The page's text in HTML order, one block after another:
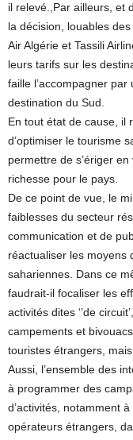
il relevé.,Par ailleurs, et
la décision, louables
Air Algérie et Tassili
leurs tarifs sur les
faille l’accompagner
destination du Sud.
En tout état de cause, il
d’optimiser le tourisme
permettre de s’ériger
richesse pour le pays.
De ce point de vue, le
faiblesses du secteur
communication et de
réactualiser les moyens
sahariennes. Dans ce
faudrait-il focaliser les
activités dites ‘’de
campements et
touristes étrangers,
Aussi, l’ensemble des
à programmer des
d’activités, notamment
opérateurs étrangers,